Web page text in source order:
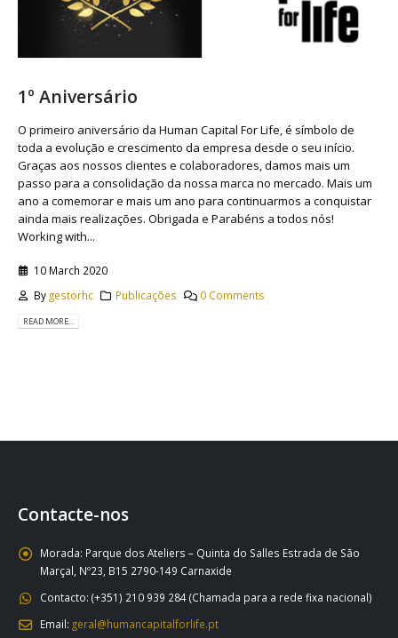
1º Aniversário
O primeiro aniversário da Human Capital For Life, é símbolo de
toda a evolução e crescimento da empresa desde o seu início.
Graças aos nossos clientes e colaboradores, damos mais um
passo para a consolidação da nossa marca no mercado. Mais um
ano a comemorar e mais um ano para continuarmos a conquistar
ainda mais realizações. Obrigada e Parabéns a todos nós!
Working with...
10 March 2020
By gestorhc Publicações 0 Comments
READ MORE...
Contacte-nos
Morada: Parque dos Ateliers – Quinta do Salles Estrada de São
Marçal, Nº23, B15 2790-149 Carnaxide
Contacto: (+351) 210 939 284 (Chamada para a rede fixa nacional)
Email: geral@humancapitalforlife.pt